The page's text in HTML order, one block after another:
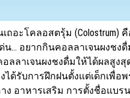
อะโคลอสตรุ้ม (Colostrum)
… อยากกินคอลลาเจนผงชง
ลาเจนผงชงดื่มให้ได้ผลสูงสุ
ด้รับการฝึกฝนตั้งแต่เด็กเพื่อ
ง อาหารเสริม การตั้งชื่อแบ